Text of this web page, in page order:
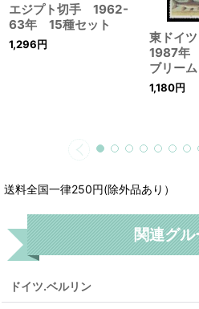
エジプト切手 1962-
63年 15種セット
1,296円
東ドイ
1987
ブリー
1,180円
送料全国一律250円(除外品あり）
関連グル
ドイツ.ベルリン